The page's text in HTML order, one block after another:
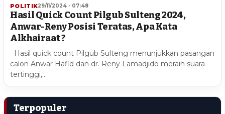
POLITIK29/11/2024 - 07:48
Hasil Quick Count Pilgub Sulteng 2024,
Anwar-Reny Posisi Teratas, Apa Kata
Alkhairaat ?
Hasil quick count Pilgub Sulteng menunjukkan pasangan
calon Anwar Hafid dan dr. Reny Lamadjido meraih suara
tertinggi,…
Terpopuler